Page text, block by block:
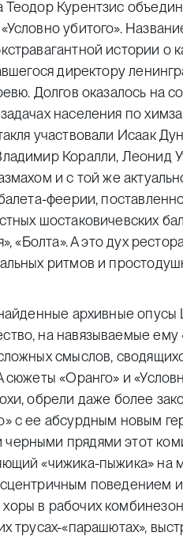
Теодор Курентзис
убитого».
истории
директору
Долгов оказалось на
населения по
участвовали Исаак
Коралли, Леонид
и с той же
феерии,
шостаковичевских
«Болта». А это дух
ритмов и
архивные опусы
на навязываемые ему
смыслов,
сюжеты «Оранго» и
обрели даже более
с ее абсурдным новым
прядями этот
«чижика-пыжика» на
поведением
в рабочих
трусах-«парашютах»,